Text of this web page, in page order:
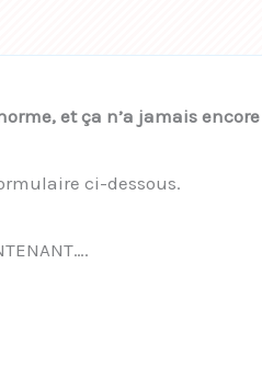
et ça n’a jamais
ci-dessous.